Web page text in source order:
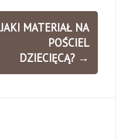
JAKI MATERIAŁ NA
POŚCIEL
DZIECIĘCĄ? →